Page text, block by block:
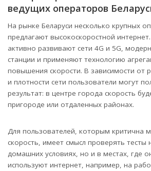
ведущих операторов
На рынке Беларуси несколько крупных
предлагают высокоскоростной
активно развивают сети 4G и 5G,
станции и применяют технологию
повышения скорости. В зависимости от
и плотности сети пользователи могут
результат: в центре города скорость
пригороде или отдаленных районах.
Для пользователей, которым критична
скорость, имеет смысл проверять тесты
домашних условиях, но и в местах, где
используют интернет, например, на